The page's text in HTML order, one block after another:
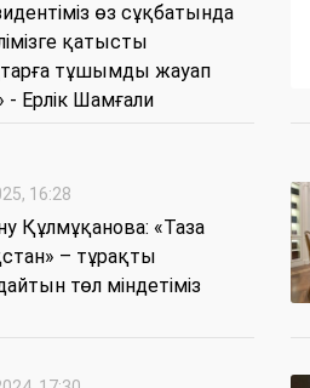
өз сұқбатында
қатысты
тұшымды жауап
- Ерлік Шамғали
16:28
Құлмұқанова: «Таза
– тұрақты
төл міндетіміз